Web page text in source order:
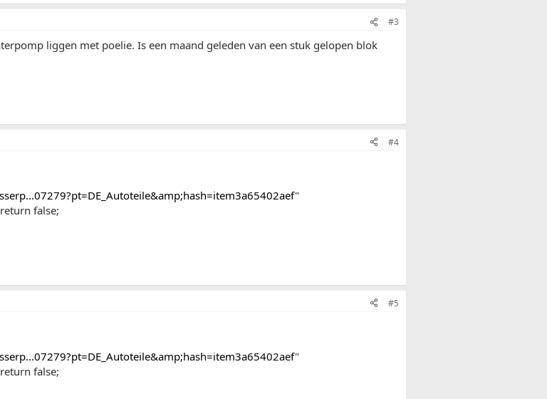
#3
liggen met poelie. Is een maand geleden van een stuk gelopen blok
#4
"
false;
#5
"
false;